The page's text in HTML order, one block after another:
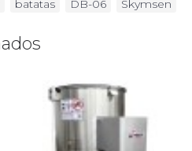
batatas DB-06 Skymsen